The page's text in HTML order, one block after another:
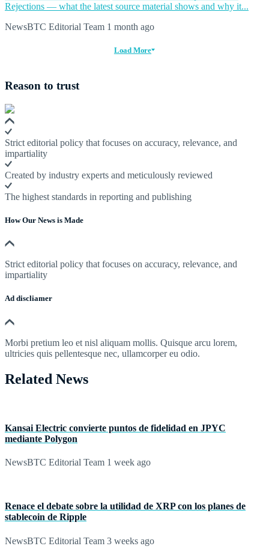
Rejections — what the latest source material shows and why it...
NewsBTC Editorial Team 1 month ago
Load More
Reason to trust
Strict editorial policy that focuses on accuracy, relevance, and
impartiality
Created by industry experts and meticulously reviewed
The highest standards in reporting and publishing
How Our News is Made
Strict editorial policy that focuses on accuracy, relevance, and
impartiality
Ad discliamer
Morbi pretium leo et nisl aliquam mollis. Quisque arcu lorem,
ultricies quis pellentesque nec, ullamcorper eu odio.
Related News
Kansai Electric convierte puntos de fidelidad en JPYC
mediante Polygon
NewsBTC Editorial Team 1 week ago
Renace el debate sobre la utilidad de XRP con los planes de
stablecoin de Ripple
NewsBTC Editorial Team 3 weeks ago